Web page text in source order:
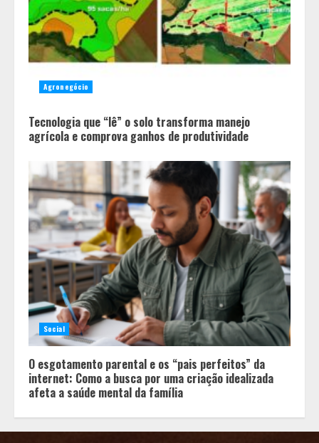
Agronegócio
Tecnologia que “lê” o solo transforma manejo
agrícola e comprova ganhos de produtividade
Social
O esgotamento parental e os “pais perfeitos” da
internet: Como a busca por uma criação idealizada
afeta a saúde mental da família